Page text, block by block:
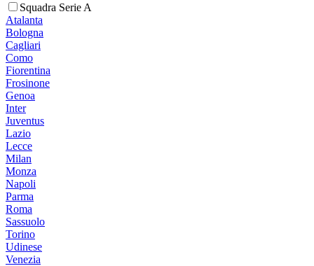
Squadra Serie A
Atalanta
Bologna
Cagliari
Como
Fiorentina
Frosinone
Genoa
Inter
Juventus
Lazio
Lecce
Milan
Monza
Napoli
Parma
Roma
Sassuolo
Torino
Udinese
Venezia